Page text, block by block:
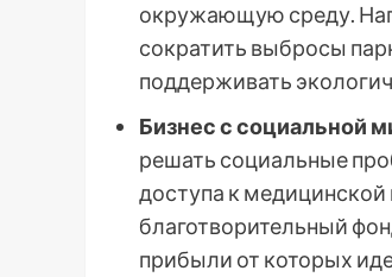
окружающую среду.
сократить выбросы
поддерживать
Бизнес с социальной
решать социальные
доступа к
благотворительный
прибыли от которых